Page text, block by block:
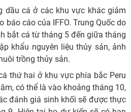
dầu cá ở các khu vực khác giảm
báo cáo của IFFO. Trung Quốc do
bắt cá từ tháng 5 đến giữa tháng
khẩu nguyên liệu thủy sản, ảnh
trồng thủy sản.
thứ hai ở khu vực phía bắc Peru
có thể là vào khoảng tháng 10,
đánh giá sinh khối sẽ được thực